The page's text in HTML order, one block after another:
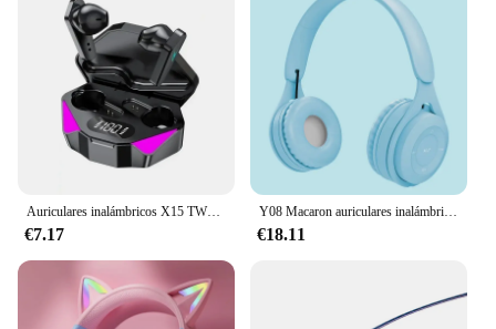
Auriculares inalámbricos X15 TWS con Bluetooth, Auriculares deportivos con pantalla, auriculares para juegos con micrófono, auriculares manos libres G11
€7.17
Y08 Macaron auriculares inalámbricos Bluetooth con micrófono, auriculares con cable para juegos, jugadores de Mp3, elección, regalos para niños
€18.11